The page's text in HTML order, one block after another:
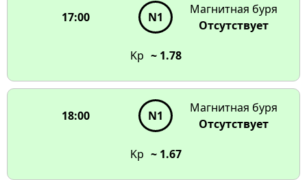
17:00 N1
Магнитная буря
Отсутствует
Kp ~ 1.78
18:00 N1
Магнитная буря
Отсутствует
Kp ~ 1.67